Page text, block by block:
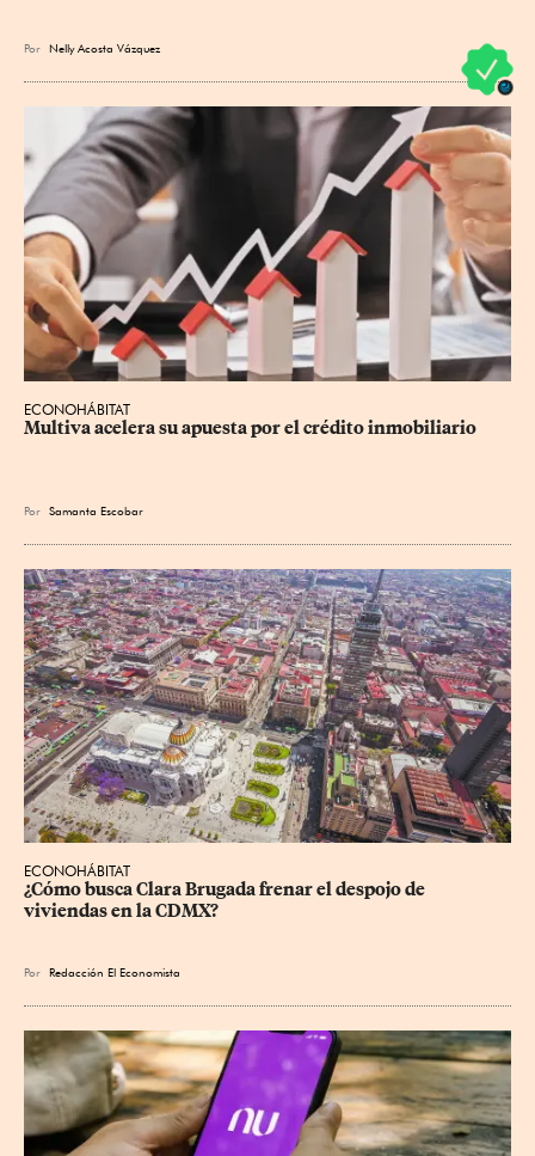
Por Nelly Acosta Vázquez
ECONOHÁBITAT
Multiva acelera su apuesta por el crédito inmobiliario
Por Samanta Escobar
ECONOHÁBITAT
¿Cómo busca Clara Brugada frenar el despojo de
viviendas en la CDMX?
Por Redacción El Economista